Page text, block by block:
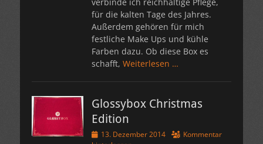
verbinde ich reichhaltige Pflege,
für die kalten Tage des Jahres.
Außerdem gehören für mich
festliche Make Ups und kühle
Farben dazu. Ob diese Box es
schafft, Weiterlesen …
Glossybox Christmas
Edition
Veröffentlicht
13. Dezember 2014
Kommentar